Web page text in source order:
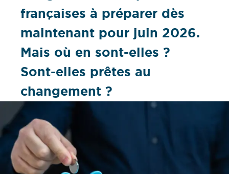
françaises à préparer dès
maintenant pour juin 2026.
Mais où en sont-elles ?
Sont-elles prêtes au
changement ?